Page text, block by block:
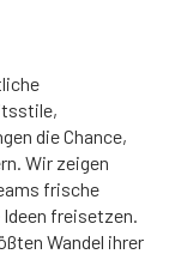
die Chance,
Wir zeigen
frische
freisetzen.
Wandel ihrer